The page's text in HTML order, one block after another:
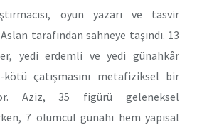
oyun yazarı ve tasvir
tarafından sahneye taşındı. 13
yedi erdemli ve yedi günahkâr
çatışmasını metafiziksel bir
Aziz, 35 figürü geleneksel
7 ölümcül günahı hem yapısal